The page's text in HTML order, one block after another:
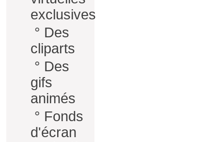
exclusives
° Des
cliparts
° Des
gifs
animés
° Fonds
d'écran